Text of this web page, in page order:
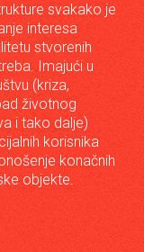
svakako je
interesa
stvorenih
Imajući u
(kriza,
životnog
i tako dalje)
korisnika
konačnih
objekte.